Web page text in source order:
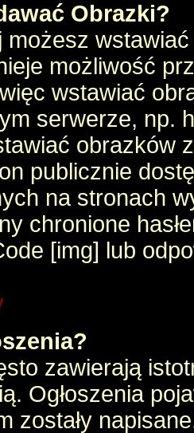
Obrazki?
możesz
możliwość
wstawiać
serwerze, np.
obrazków
publicznie
na stronach
chronione
[img] lub
zawierają
Ogłoszenia
zostały